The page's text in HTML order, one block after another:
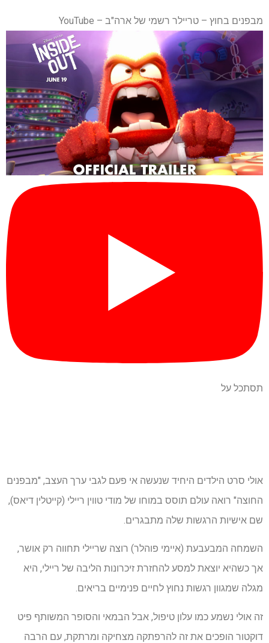
מבפנים בחוץ – טריילר רשמי של ארה"ב – YouTube
תסתכל על
אולי סרט הילדים היחיד שנעשה אי פעם לגבי ערך העצב, "מבפנים
החוצה" רואה עולם תוסס במוחו של מודי טווין ריילי (קייטלין דיאס),
שם אישיות הרגשות שלה מתבגרים.
השמחה המבעבעת (איימי פוהלר) רוצה שריילי תחווה רק אושר,
אך כשהיא יוצאת למסע להחזרת זיכרונות הליבה של ריילי, היא
מגלה שמגוון רגשות נחוץ לחיים פנימיים בריאים.
זה אולי נשמע כמו עלון טיפול, אבל הבמאי והסופר המשותף פיט
דוקטור הופכים את זה להרפתקה מצחיקה ומרתקת, עם הרבה